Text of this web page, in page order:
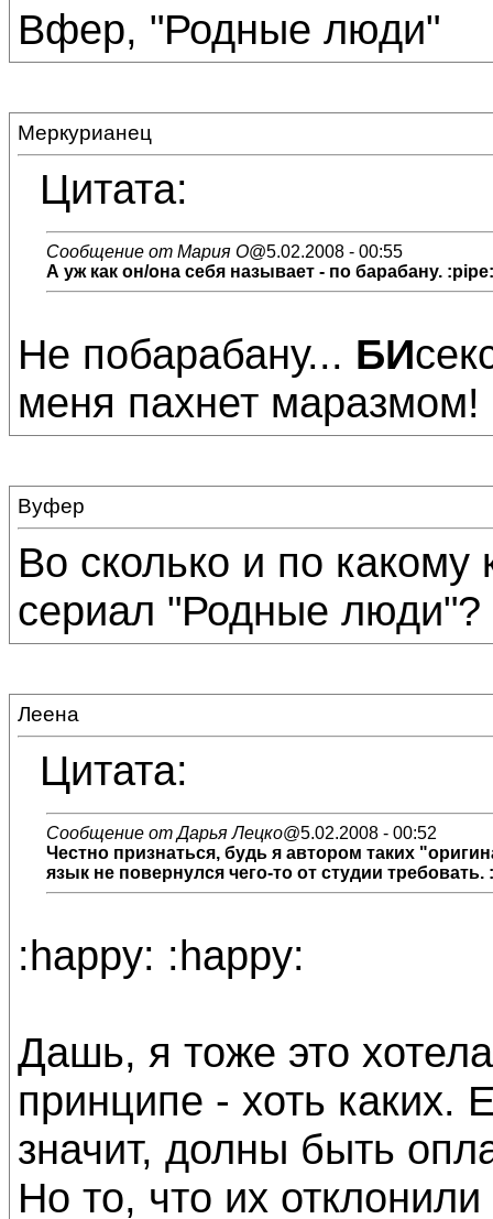
Вфер, "Родные люди"
Меркурианец
Цитата:
Сообщение от Мария О@5.02.2008 - 00:55
А уж как он/она себя называет - по барабану. :pipe:
Не побарабану... БИ
меня пахнет маразмом!
Вуфер
Во сколько и по
сериал "Родные люди"?
Леена
Цитата:
Сообщение от Дарья Лецко@5.02.2008 - 00:52
Честно признаться, будь я автором таких
язык не повернулся чего-то от студии требовать.
:happy: :happy:
Дашь, я тоже это
принципе - хоть каких.
значит, долны быть
Но то, что их